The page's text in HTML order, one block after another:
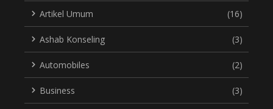
Artikel Umum (16)
Ashab Konseling (3)
Automobiles (2)
Business (3)